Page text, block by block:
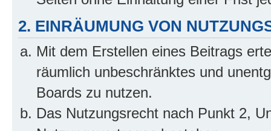
2. EINRÄUMUNG VON
Mit dem Erstellen eines Beitrags
räumlich unbeschränktes und
Boards zu nutzen.
Das Nutzungsrecht nach Punkt 2,